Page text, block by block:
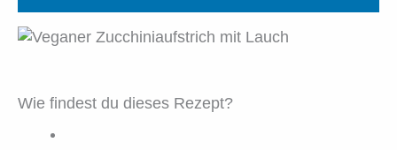
Wie findest du dieses Rezept?